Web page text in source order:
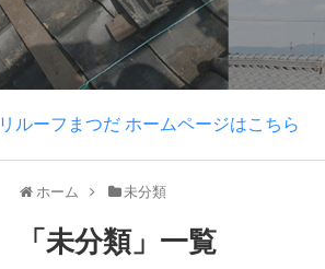
リルーフまつだ ホームページはこちら
ホーム 未分類
「 未分類」 一覧